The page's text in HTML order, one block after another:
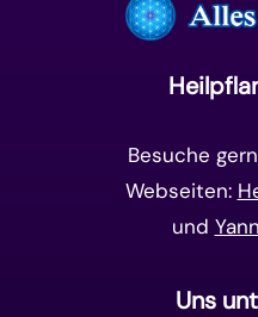
Unterbewusstsein
Besuche
Webseiten:
und
Uns